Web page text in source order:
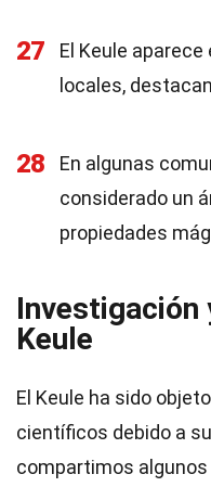
27
El Keule
locales,
28
En algunas
considerado un
propiedades
Investigación
Keule
El Keule ha sido
científicos debido a
compartimos